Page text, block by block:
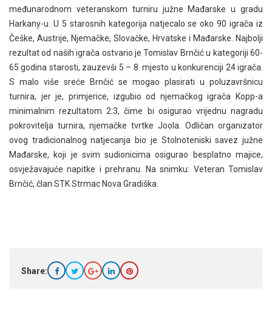
međunarodnom veteranskom turniru južne Mađarske u gradu
Harkany-u. U 5 starosnih kategorija natjecalo se oko 90 igrača iz
Češke, Austrije, Njemačke, Slovačke, Hrvatske i Mađarske. Najbolji
rezultat od naših igrača ostvario je Tomislav Brnčić u kategoriji 60-
65 godina starosti, zauzevši 5 – 8. mjesto u konkurenciji 24 igrača.
S malo više sreće Brnčić se mogao plasirati u poluzavršnicu
turnira, jer je, primjerice, izgubio od njemačkog igrača Kopp-a
minimalnim rezultatom 2:3, čime bi osigurao vrijednu nagradu
pokrovitelja turnira, njemačke tvrtke Joola. Odličan organizator
ovog tradicionalnog natjecanja bio je Stolnoteniski savez južne
Mađarske, koji je svim sudionicima osigurao besplatno majice,
osvježavajuće napitke i prehranu. Na snimku: Veteran Tomislav
Brnčić, član STK Strmac Nova Gradiška.
Share: